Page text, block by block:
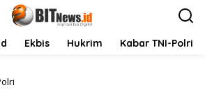
Ekbis Hukrim Kabar TNI-Polri